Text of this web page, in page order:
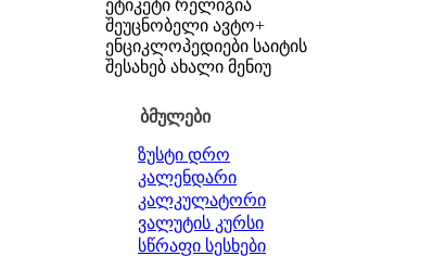
ეტიკეტი რელიგია
შეუცნობელი ავტო+
ენციკლოპედიები საიტის
შესახებ ახალი მენიუ
ბმულები
ზუსტი დრო
კალენდარი
კალკულატორი
ვალუტის კურსი
სწრაფი სესხები